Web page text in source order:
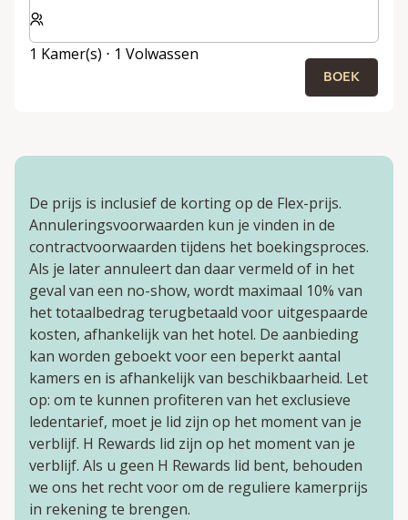
Selecteer het aantal kamers en gasten voor je verblijf
1 Kamer(s) ⋅ 1 Volwassen
BOEK
De prijs is inclusief de korting op de Flex-prijs.
Annuleringsvoorwaarden kun je vinden in de
contractvoorwaarden tijdens het boekingsproces.
Als je later annuleert dan daar vermeld of in het
geval van een no-show, wordt maximaal 10% van
het totaalbedrag terugbetaald voor uitgespaarde
kosten, afhankelijk van het hotel. De aanbieding
kan worden geboekt voor een beperkt aantal
kamers en is afhankelijk van beschikbaarheid. Let
op: om te kunnen profiteren van het exclusieve
ledentarief, moet je lid zijn op het moment van je
verblijf. H Rewards lid zijn op het moment van je
verblijf. Als u geen H Rewards lid bent, behouden
we ons het recht voor om de reguliere kamerprijs
in rekening te brengen.